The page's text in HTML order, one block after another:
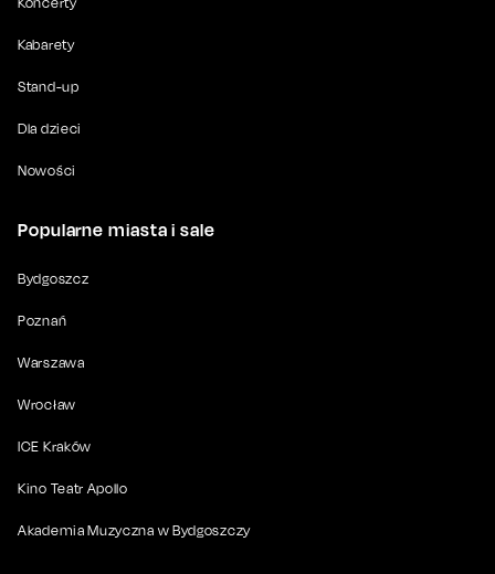
Kabarety
Stand-up
Dla dzieci
Nowości
Popularne miasta i sale
Bydgoszcz
Poznań
Warszawa
Wrocław
ICE Kraków
Kino Teatr Apollo
Akademia Muzyczna w Bydgoszczy